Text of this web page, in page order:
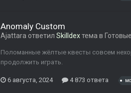
Anomaly Custom
Ajattara ответил Skilldexтема в
Поломанные жёлтые квесты совсем
продолжить играть.
6 августа, 2024 4 873 ответа